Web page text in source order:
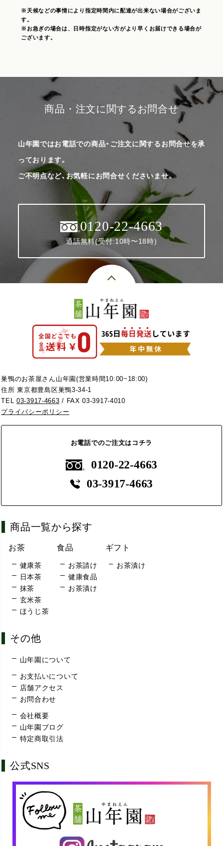
※天候などの事情により指定時間内に配達が出来ない場合がございま
す。
※お急ぎの場合は、日時指定がない方がより早くお届けできる場合が
ございます。
商品・注文に関するお問合せ
山年園ではお電話での商品・ご注文に関するお問合せを承
っております。
ご不明点など、お気軽にお問合せくださいませ。
0120-22-4663
通話無料(受付:10時〜18時)
巣鴨のお茶屋さん山年園(営業時間10:00~18:00)
住所 東京都豊島区巣鴨3-34-1
TEL03-3917-4663 / FAX 03-3917-4010
プライバシーポリシー
お電話でのご注文はコチラ
0120-22-4663
03-3917-4663
商品一覧から探す
お茶
健康茶
日本茶
抹茶
玄米茶
ほうじ茶
食品
お茶請け
健康食品
お茶漬け
ギフト
お茶漬け
その他
山年園について
お支払いについて
店舗アクセス
お問合わせ
会社概要
山年園ブログ
特定商取引法
公式SNS